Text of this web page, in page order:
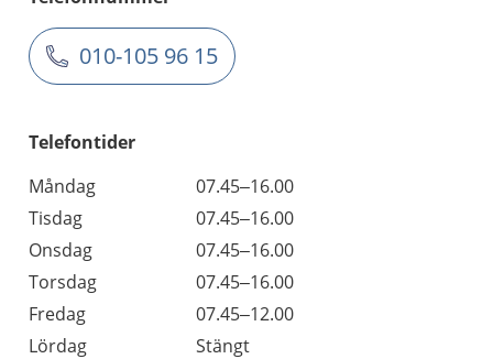
010-105 96 15
Telefontider
Måndag
07.45–16.00
Tisdag
07.45–16.00
Onsdag
07.45–16.00
Torsdag
07.45–16.00
Fredag
07.45–12.00
Lördag
Stängt